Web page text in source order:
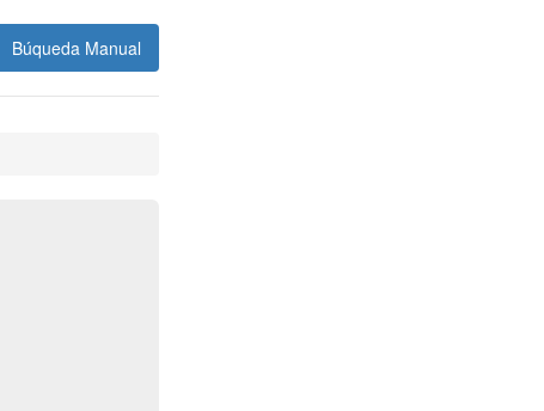
Búqueda Manual